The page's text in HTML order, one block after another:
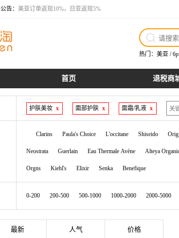
公告： 美亚订单返现10%，日亚返现5%
热门： 美亚 /
首页 退税商
护肤美妆 x 面部护肤 x 面霜/乳液 x
Clarins Paula's Choice L'occitane Shiseido
Neostrata Guerlain Eau Thermale Avène Alteya
Orgns Kiehl's Elixir Senka Benefique
0-200 200-500 500-1000 1000-2000 2000-5000
最新 人气 价格